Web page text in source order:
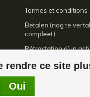
rendre ce site
Oui
Termes et conditions
Betalen (nog te
compleet)
Rétractation d’un
Contact